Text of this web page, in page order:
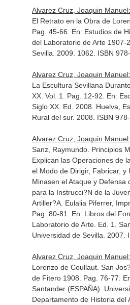
Alvarez Cruz, Joaquin Manuel:
El Retrato en la Obra de
Pag. 45-66. En: Estudios de
del Laboratorio de Arte 1907-
Sevilla. 2009. 1062. ISBN
Alvarez Cruz, Joaquin Manuel:
La Escultura Sevillana
XX. Vol. 1. Pag. 12-92. En:
Siglo XX. Ed. 2008. Huelva,
Rural del sur. 2008. ISBN
Alvarez Cruz, Joaquin Manuel:
Sanz, Raymundo. Principios
Explican las Operaciones de
el Modo de Dirigir, Fabricar, y
Minasen el Ataque y Defensa
para la Instrucci?N de la
Artiller?A. Eulalia Piferrer,
Pag. 80-81. En: Libros del
Laboratorio de Arte. Ed. 1.
Universidad de Sevilla. 2007.
Alvarez Cruz, Joaquin Manuel:
Lorenzo de Coullaut. San
de Fitero 1908. Pag. 76-77.
Santander (ESPAÑA).
Departamento de Historia del